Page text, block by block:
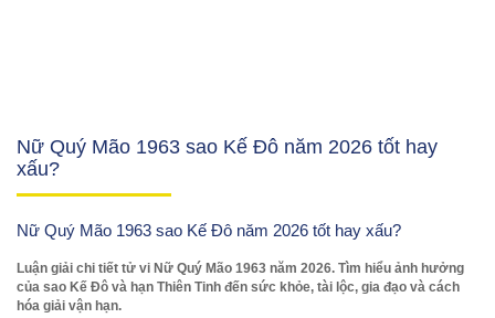
Nữ Quý Mão 1963 sao Kế Đô năm 2026 tốt hay
xấu?
Nữ Quý Mão 1963 sao Kế Đô năm 2026 tốt hay xấu?
Luận giải chi tiết tử vi Nữ Quý Mão 1963 năm 2026. Tìm hiểu ảnh hưởng
của sao Kế Đô và hạn Thiên Tinh đến sức khỏe, tài lộc, gia đạo và cách
hóa giải vận hạn.